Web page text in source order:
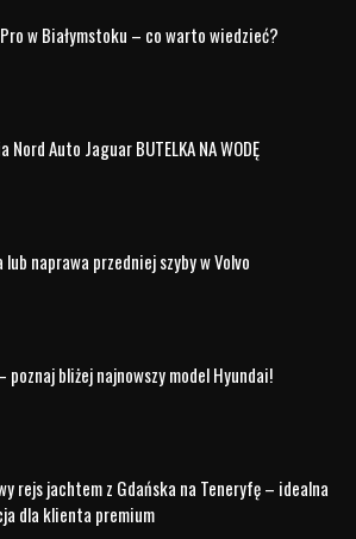
pojazd, który od momentu
roku zdobył status legendy. Jego
wnętrze i niezrównane
że jest to samochód, który
Jednak to, co czyni Range
wyjątkowym, to jego silne związki
a zwłaszcza z królową
Land Rovera Range Rovera
odgrywał istotną rolę w życiu
wiele lat. Od wczesnych lat